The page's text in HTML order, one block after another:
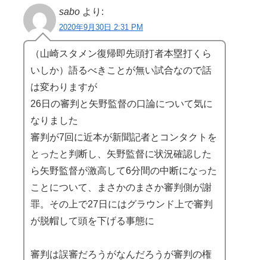
sabo より:
2020年9月30日 2:31 PM
（山崎スタメン復帰即先頭打者本塁打くら
いしか）語るべきことが無い試合なので話
は変わりますが
26日の審判と矢野監督の口論について気に
なりました
審判が7回に近本が新聞記者とコンタクトを
とったと判断し、矢野監督に状況確認した
ら矢野監督が激高して6分間の中断になった
ことについて、まさかのまさか審判側が謝
罪。その上で27日にはグラウンド上で審判
が脱帽して頭を下げる事態に
審判は誤審だろうがなんだろうが審判の権